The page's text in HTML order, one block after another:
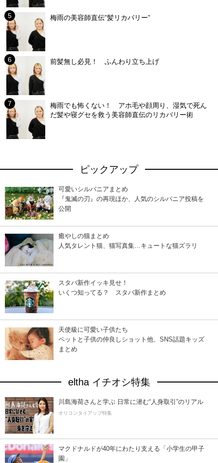
梅雨の美容師直伝”髪リカバリー”
前髪無し必見！ ふんわり立ち上げ
梅雨でも怖くない！ アホ毛や顔周り、湿気で死ん
だ髪や寝グセを救う美容師直伝のリカバリー術
ピックアップ
可愛いシルバニアまとめ
『鬼滅の刃』の再現ほか、人気のシルバニア投稿を
公開
癒やしの猫まとめ
人気タレント猫、猫写真集…キュートな猫ズラリ
スタバ新作イッキ見せ！
いくつ知ってる？ スタバ新作まとめ
天使級に可愛い子供たち
ペットと子供の仲良しショット他、SNS話題キッズ
まとめ
eltha イチオシ特集
川島海荷さんと学ぶ 日常に潜む“人身取引”のリアル
オリコンタイアップ特集
マクドナルドが40年にわたり支える「小学生の甲子
園」